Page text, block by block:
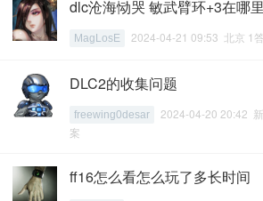
dlc沧海恸哭 敏武臂环+3在哪里
MagLosE 2024-04-21 09:53 北京 1
DLC2的收集问题
freewing0desar
2024-04-20 20:42
案
ff16怎么看怎么玩了多长时间